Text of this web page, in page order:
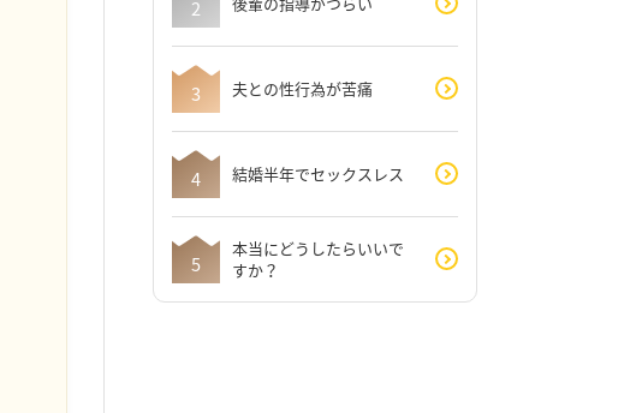
夫との性行為が苦痛
結婚半年でセックスレス
本当にどうしたらいいで
すか？